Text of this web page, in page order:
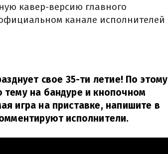
кавер-версию главного
канале исполнителей
свое 35-ти летие! По этому
на бандуре и кнопочном
игра на приставке, напишите в
исполнители.